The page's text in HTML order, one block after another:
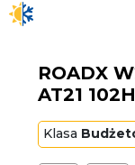
ROADX
AT21
Klasa